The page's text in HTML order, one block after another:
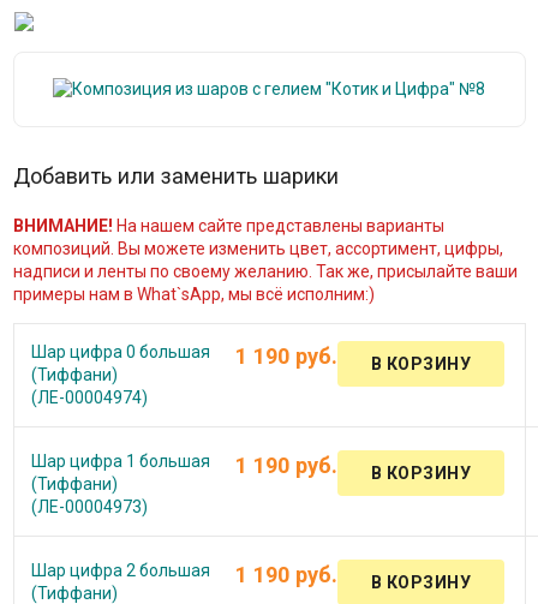
Добавить или заменить шарики
ВНИМАНИЕ! На нашем сайте представлены варианты
композиций. Вы можете изменить цвет, ассортимент, цифры,
надписи и ленты по своему желанию. Так же, присылайте ваши
примеры нам в What`sApp, мы всё исполним:)
Шар цифра 0 большая
(Тиффани)
(ЛЕ-00004974)
1 190 руб.
Шар цифра 1 большая
(Тиффани)
(ЛЕ-00004973)
1 190 руб.
Шар цифра 2 большая
(Тиффани)
1 190 руб.